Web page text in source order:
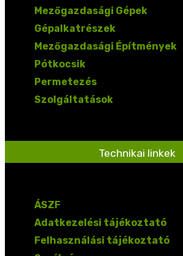
Mezőgazdasági Gépek
Gépalkatrészek
Mezőgazdasági Építmények
Pótkocsik
Permetezés
Szolgáltatások
Technikai linkek
ÁSZF
Adatkezelési tájékoztató
Felhasználási tájékoztató